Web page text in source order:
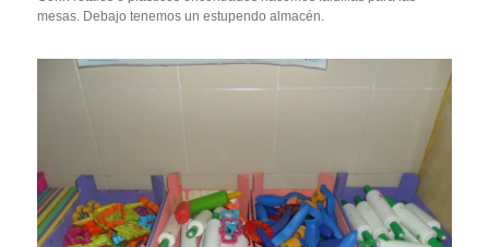
mesas. Debajo tenemos un estupendo almacén.